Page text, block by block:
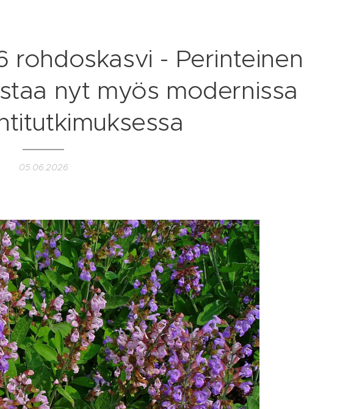
rohdoskasvi - Perinteinen
nyt myös modernissa
05.06.2026